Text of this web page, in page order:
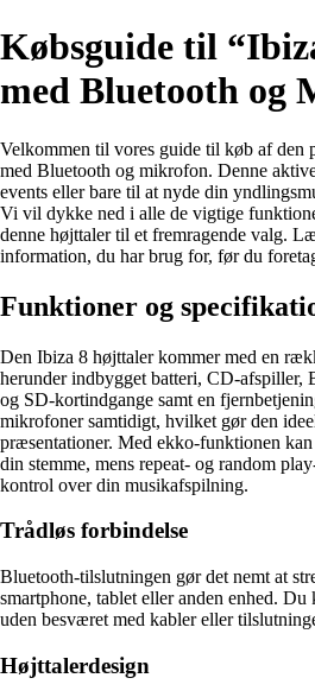
Købsguide til
med Bluetooth og
Velkommen til vores guide til køb af den
med Bluetooth og mikrofon. Denne
events eller bare til at nyde din
Vi vil dykke ned i alle de vigtige
denne højttaler til et fremragende valg.
information, du har brug for, før du
Funktioner og
Den Ibiza 8 højttaler kommer med en
herunder indbygget batteri, CD-
og SD-kortindgange samt en
mikrofoner samtidigt, hvilket gør den
præsentationer. Med ekko-funktionen
din stemme, mens repeat- og random
kontrol over din musikafspilning.
Trådløs forbindelse
Bluetooth-tilslutningen gør det nemt at
smartphone, tablet eller anden enhed.
uden besværet med kabler eller
Højttalerdesign